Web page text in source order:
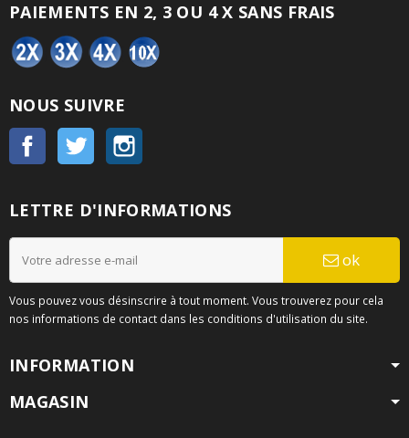
PAIEMENTS EN 2, 3 OU 4 X SANS FRAIS
NOUS SUIVRE
Facebook Twitter
LETTRE D'INFORMATIONS
ok
Vous pouvez vous désinscrire à tout moment. Vous trouverez pour cela
nos informations de contact dans les conditions d'utilisation du site.
INFORMATION
MAGASIN